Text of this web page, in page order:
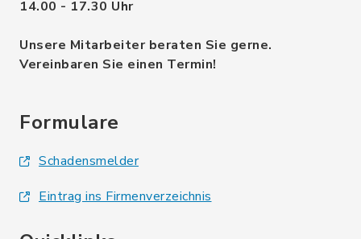
14.00 - 17.30 Uhr
Unsere Mitarbeiter beraten Sie gerne.
Vereinbaren Sie einen Termin!
Formulare
Schadensmelder
Eintrag ins Firmenverzeichnis